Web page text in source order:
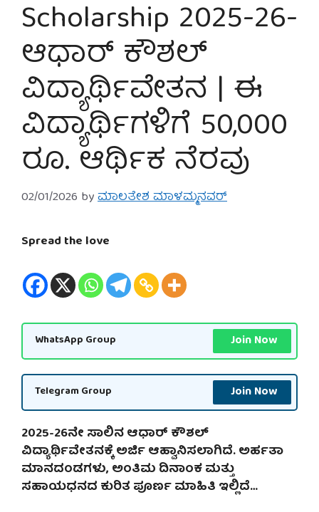
Scholarship 2025-26-
ಆಧಾರ್ ಕೌಶಲ್
ವಿದ್ಯಾರ್ಥಿವೇತನ | ಈ
ವಿದ್ಯಾರ್ಥಿಗಳಿಗೆ 50,000
ರೂ. ಆರ್ಥಿಕ ನೆರವು
02/01/2026 byಮಾಲತೇಶ ಮಾಳಮ್ಮನವರ್
Spread the love
WhatsApp Group Join Now
Telegram Group Join Now
2025-26ನೇ ಸಾಲಿನ ಆಧಾರ್ ಕೌಶಲ್
ವಿದ್ಯಾರ್ಥಿವೇತನಕ್ಕೆ ಅರ್ಜಿ ಆಹ್ವಾನಿಸಲಾಗಿದೆ. ಅರ್ಹತಾ
ಮಾನದಂಡಗಳು, ಅಂತಿಮ ದಿನಾಂಕ ಮತ್ತು
ಸಹಾಯಧನದ ಕುರಿತ ಪೂರ್ಣ ಮಾಹಿತಿ ಇಲ್ಲಿದೆ…